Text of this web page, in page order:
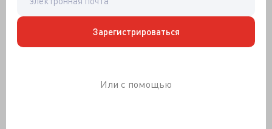
Зарегистрироваться
Или с помощью
Активные формы кислорода (АФК) – хорошо
растворимые, реактивные молекулы, появляющиеся
при восстановлении молекулярного кислорода с
образованием супероксид-анион-радикала (O -),
OH). Эти молекулы причастны к